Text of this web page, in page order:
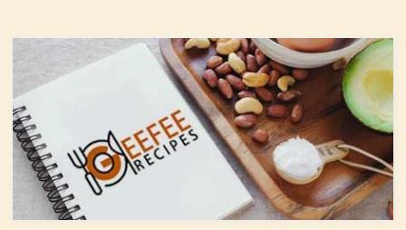
やウォッカ等の蒸留酒は、度数
も高いため健康に悪そうなイ
メージで、ワインや日本酒など
は何となくナチュラルな感じで
アルコール度数も低いのでそう
悪くもなさそうなイメージです
が、実際のところどうなので
しょうか？今回は、大きく分け
て2種類あるお酒の製造方法
（醸造酒と蒸留酒）の違いに
よって健康に対してどのような
まれるケルセチンが、血中コレ
ステロールを値を抑え心臓病の
リスクを軽減するということを
お伝えしましたが、ケルセチン
には抗菌抗ウィルス作用があり
ウイルスとの闘いを促進する可
能性があると言われています。
また、免疫力の維持に重要な働
きを持つ亜鉛との相乗効果もあ
ると考えられています。今回
は、このケルセチンの健康効果